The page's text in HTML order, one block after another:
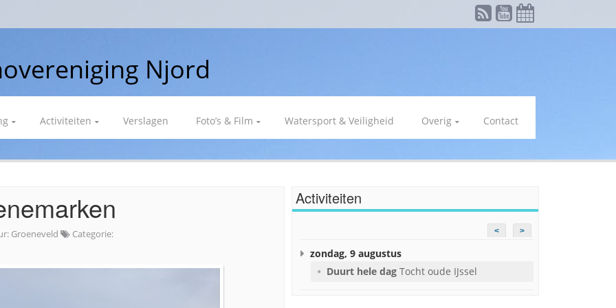
Njord
Activiteiten Verslagen Foto’s & Film Watersport & Veiligheid Overig Contact
Groeneveld Categorie:
Activiteiten
< >
zondag, 9 augustus
Duurt hele dag Tocht oude IJssel